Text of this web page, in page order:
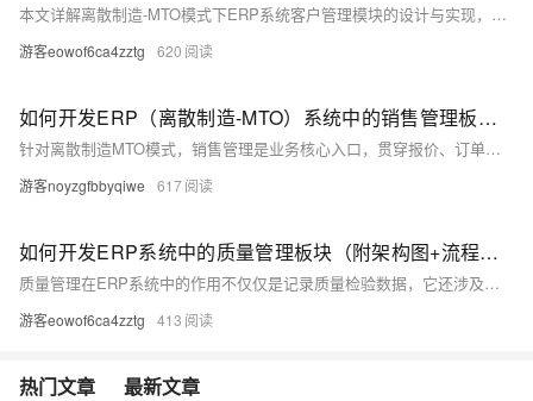
本文详解离散制造-MTO模式下ERP系统客户管理模块的设计与实现，涵盖架构图、流程图、功能拆解、开发技巧及TypeScript参考代码，助力企业打通客户信息与报价、生产、交付全链路，提升响应效率与订单准交率。
游客eowof6ca4zztg 620
如何开发ERP（离散制造-MTO）系统中的销售管理板块（附架构图+流程图+代码参考）
针对离散制造MTO模式，销售管理是业务核心入口，贯穿报价、订单、ATP、排产与交付。本文详解其架构设计、关键流程、数据模型及开发实践，助力企业提升交付准确率与运营效率。
游客noyzgfbbyqiwe 617
如何开发ERP系统中的质量管理板块（附架构图+流程图+代码参考）
质量管理在ERP系统中的作用不仅仅是记录质量检验数据，它还涉及到从物料采购、生产过程、到最终产品的全流程管理。如何搭建一个高效、可靠的质量管理板块，成为了许多企业在进行ERP系统开发时需要重点考虑的问题。本文将详细介绍如何开发ERP系统中的质量管理板块，涵盖功能模块、业务流程、开发技巧和实现效果等方面，并提供具体的代码参考。
游客eowof6ca4zztg 413
热门文章 最新文章